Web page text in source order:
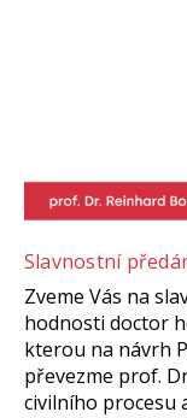
Slavnostní
Zveme Vás na
hodnosti doctor
kterou na návrh
převezme prof.
civilního procesu